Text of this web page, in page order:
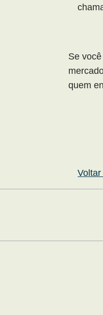
Se
quem